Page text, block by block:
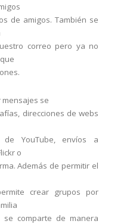
de amigos. También se
correo pero ya no
mensajes se
direcciones de webs
de YouTube, envíos a
o
Además de permitir el
crear grupos por
comparte de manera